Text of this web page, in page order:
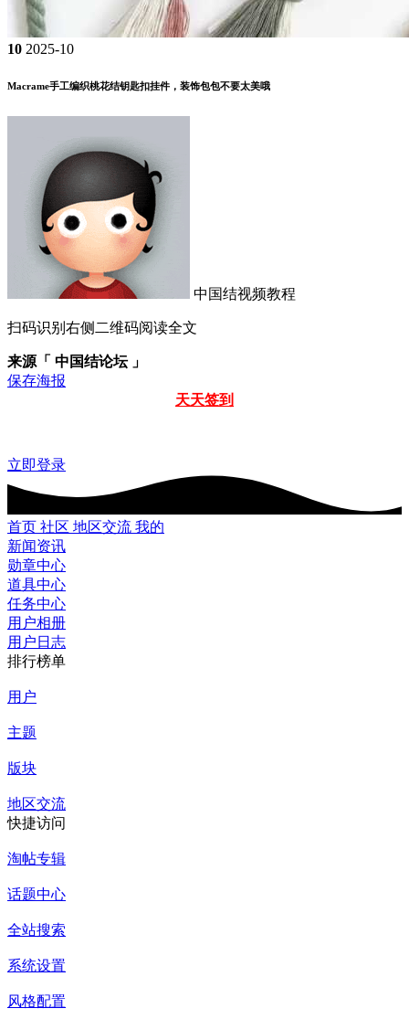
10 2025-10
Macrame手工编织桃花结钥匙扣挂件，装饰包包不要太美哦
中国结视频教程
扫码识别右侧二维码阅读全文
来源「 中国结论坛 」
保存海报
天天签到
立即登录
首页 社区 地区交流 我的
新闻资讯
勋章中心
道具中心
任务中心
用户相册
用户日志
排行榜单
用户
主题
版块
地区交流
快捷访问
淘帖专辑
话题中心
全站搜索
系统设置
风格配置